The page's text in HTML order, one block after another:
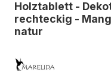
Holztablett -
rechteckig -
natur